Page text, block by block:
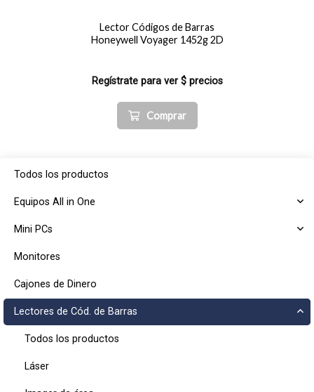
Todos los productos
Equipos All in One
Mini PCs
Monitores
Cajones de Dinero
Lectores de Cód. de Barras
Todos los productos
Láser
Lector Códigos de Barras
Honeywell Voyager 1452g 2D
Regístrate para ver $ precios
Comprar